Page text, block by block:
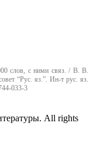
слов, с ними связ. / В. В.
“Рус. яз.”. Ин-т рус. яз.
033-3
All rights